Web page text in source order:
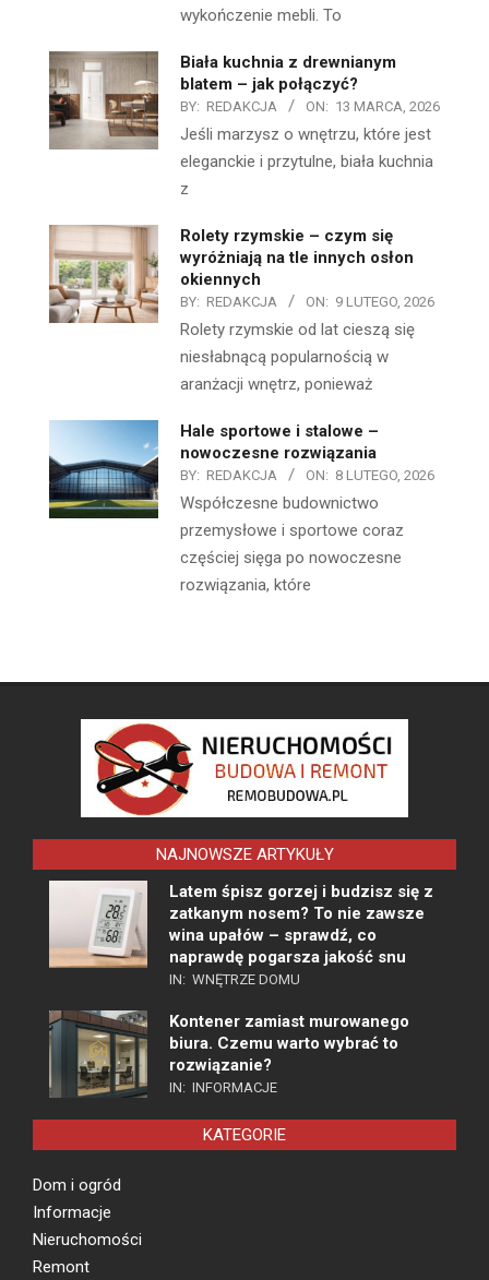
wykończenie mebli. To
Biała kuchnia z drewnianym
blatem – jak połączyć?
BY: REDAKCJA ON: 13 MARCA, 2026
Jeśli marzysz o wnętrzu, które jest
eleganckie i przytulne, biała kuchnia
z
Rolety rzymskie – czym się
wyróżniają na tle innych osłon
okiennych
BY: REDAKCJA ON: 9 LUTEGO, 2026
Rolety rzymskie od lat cieszą się
niesłabnącą popularnością w
aranżacji wnętrz, ponieważ
Hale sportowe i stalowe –
nowoczesne rozwiązania
BY: REDAKCJA ON: 8 LUTEGO, 2026
Współczesne budownictwo
przemysłowe i sportowe coraz
częściej sięga po nowoczesne
rozwiązania, które
NAJNOWSZE ARTYKUŁY
Latem śpisz gorzej i budzisz się z
zatkanym nosem? To nie zawsze
wina upałów – sprawdź, co
naprawdę pogarsza jakość snu
IN: WNĘTRZE DOMU
Kontener zamiast murowanego
biura. Czemu warto wybrać to
rozwiązanie?
IN: INFORMACJE
KATEGORIE
Dom i ogród
Informacje
Nieruchomości
Remont